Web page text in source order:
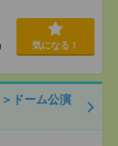
気になる！
ドーム公演